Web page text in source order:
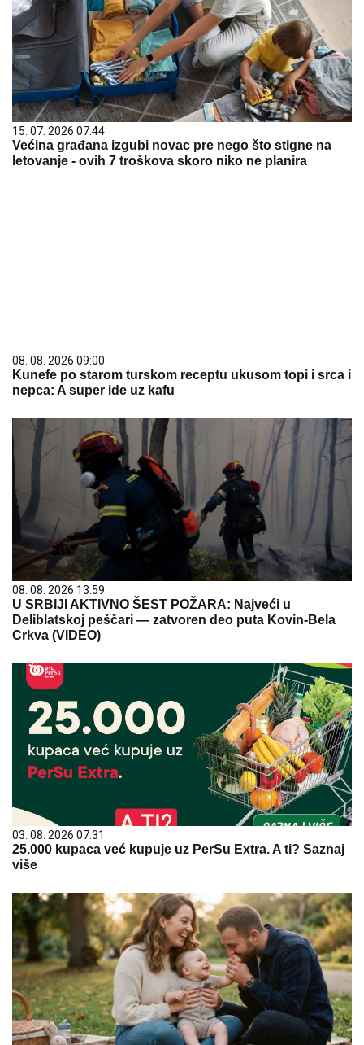
15. 07. 2026 07:44
Većina građana izgubi novac pre nego što stigne na
letovanje - ovih 7 troškova skoro niko ne planira
08. 08. 2026 09:00
Kunefe po starom turskom receptu ukusom topi i srca i
nepca: A super ide uz kafu
08. 08. 2026 13:59
U SRBIJI AKTIVNO ŠEST POŽARA: Najveći u
Deliblatskoj peščari — zatvoren deo puta Kovin-Bela
Crkva (VIDEO)
03. 08. 2026 07:31
25.000 kupaca već kupuje uz PerSu Extra. A ti? Saznaj
više